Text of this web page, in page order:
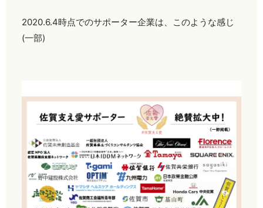
2020.6.4時点でのサポーター企業は、このような感じ
(一部)